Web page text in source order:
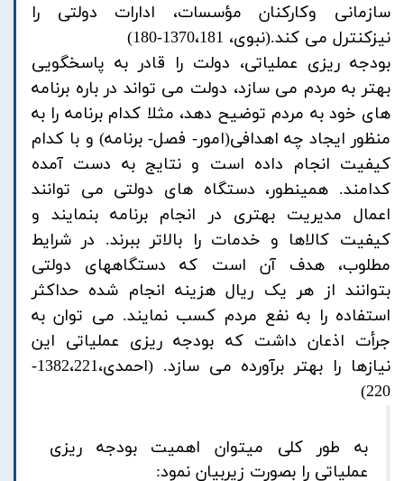
سازمانی وکارکنان مؤسسات، ادارات دولتی را
نیزکنترل می کند.(نبوی، 1370،181-180)
بودجه ریزی عملیاتی، دولت را قادر به پاسخگویی
بهتر به مردم می سازد، دولت می تواند در باره برنامه
های خود به مردم توضیح دهد، مثلا کدام برنامه را به
منظور ایجاد چه اهدافی(امور- فصل- برنامه) و با کدام
کیفیت انجام داده است و نتایج به دست آمده
کدامند. همینطور، دستگاه های دولتی می توانند
اعمال مدیریت بهتری در انجام برنامه بنمایند و
کیفیت کالاها و خدمات را بالاتر ببرند. در شرایط
مطلوب، هدف آن است که دستگاههای دولتی
بتوانند از هر یک ریال هزینه انجام شده حداکثر
استفاده را به نفع مردم کسب نمایند. می توان به
جرأت اذعان داشت که بودجه ریزی عملیاتی این
نیازها را بهتر برآورده می سازد. (احمدی،1382،221-
220)
به طور کلی میتوان اهمیت بودجه ریزی
عملیاتی را بصورت زیربیان نمود: